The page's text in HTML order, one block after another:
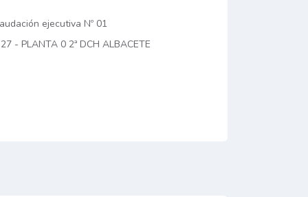
ejecutiva Nº 01
- PLANTA 0 2ª DCH ALBACETE